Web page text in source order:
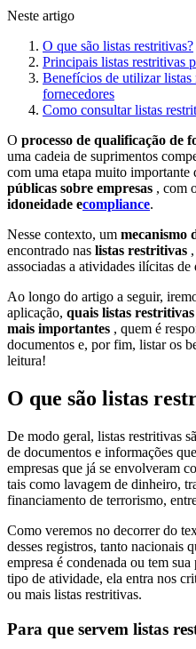
Neste artigo
O que são listas restritivas?
Principais listas restritivas
Benefícios de utilizar
fornecedores
Como consultar listas
O processo de qualificação de
uma cadeia de suprimentos
com uma etapa muito importante
públicas sobre empresas , com
idoneidade ecompliance.
Nesse contexto, um mecanismo
encontrado nas listas restritivas
associadas a atividades ilícitas de
Ao longo do artigo a seguir,
aplicação, quais listas
mais importantes , quem é
documentos e, por fim, listar os
leitura!
O que são listas
De modo geral, listas restritivas
de documentos e informações
empresas que já se envolveram
tais como lavagem de dinheiro,
financiamento de terrorismo,
Como veremos no decorrer do
desses registros, tanto nacionais
empresa é condenada ou tem
tipo de atividade, ela entra nos
ou mais listas restritivas.
Para que servem listas